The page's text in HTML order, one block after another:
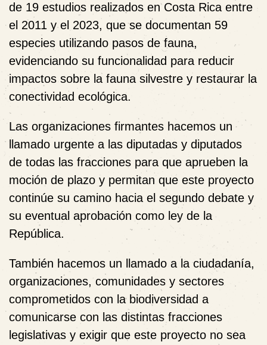
de 19 estudios realizados en Costa Rica entre
el 2011 y el 2023, que se documentan 59
especies utilizando pasos de fauna,
evidenciando su funcionalidad para reducir
impactos sobre la fauna silvestre y restaurar la
conectividad ecológica.
Las organizaciones firmantes hacemos un
llamado urgente a las diputadas y diputados
de todas las fracciones para que aprueben la
moción de plazo y permitan que este proyecto
continúe su camino hacia el segundo debate y
su eventual aprobación como ley de la
República.
También hacemos un llamado a la ciudadanía,
organizaciones, comunidades y sectores
comprometidos con la biodiversidad a
comunicarse con las distintas fracciones
legislativas y exigir que este proyecto no sea